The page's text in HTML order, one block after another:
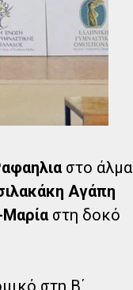
στο άλμα
Αγάπη
στη δοκό
στη Β΄